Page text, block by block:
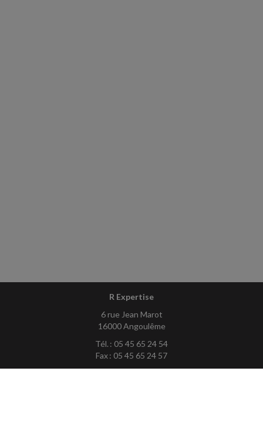
R Expertise
6 rue Jean Marot
16000 Angoulême
Tél. : 05 45 65 24 54
Fax : 05 45 65 24 57